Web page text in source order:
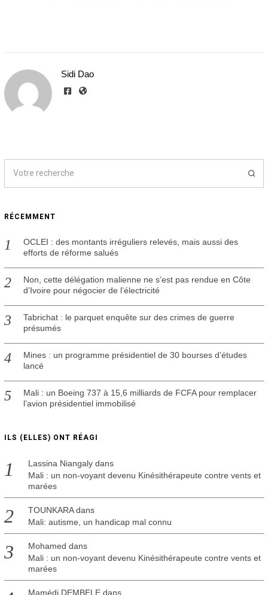
Sidi Dao
RÉCEMMENT
OCLEI : des montants irréguliers relevés, mais aussi des
efforts de réforme salués
Non, cette délégation malienne ne s’est pas rendue en Côte
d’Ivoire pour négocier de l’électricité
Tabrichat : le parquet enquête sur des crimes de guerre
présumés
Mines : un programme présidentiel de 30 bourses d’études
lancé
Mali : un Boeing 737 à 15,6 milliards de FCFA pour remplacer
l’avion présidentiel immobilisé
ILS (ELLES) ONT RÉAGI
Lassina Niangalydans
Mali : un non-voyant devenu Kinésithérapeute contre vents et
marées
TOUNKARAdans
Mali: autisme, un handicap mal connu
Mohamed dans
Mali : un non-voyant devenu Kinésithérapeute contre vents et
marées
Mamédi DEMBELEdans